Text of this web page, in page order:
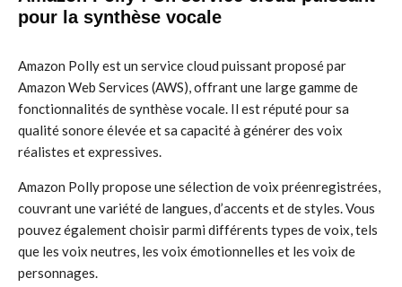
pour la synthèse vocale
Amazon Polly est un service cloud puissant proposé par
Amazon Web Services (AWS), offrant une large gamme de
fonctionnalités de synthèse vocale. Il est réputé pour sa
qualité sonore élevée et sa capacité à générer des voix
réalistes et expressives.
Amazon Polly propose une sélection de voix préenregistrées,
couvrant une variété de langues, d’accents et de styles. Vous
pouvez également choisir parmi différents types de voix, tels
que les voix neutres, les voix émotionnelles et les voix de
personnages.